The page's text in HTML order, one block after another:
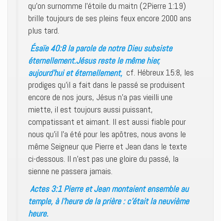
qu’on surnomme l’étoile du maitn (2Pierre 1:19)
brille toujours de ses pleins feux encore 2000 ans
plus tard.
Ésaïe 40:8 la parole de notre Dieu subsiste
éternellement.Jésus reste le même hier,
aujourd’hui et éternellement, cf. Hébreux 15:8, les
prodiges qu’il a fait dans le passé se produisent
encore de nos jours, Jésus n’a pas vieilli une
miette, il est toujours aussi puissant,
compatissant et aimant. Il est aussi fiable pour
nous qu’il l’a été pour les apôtres, nous avons le
même Seigneur que Pierre et Jean dans le texte
ci-dessous. Il n’est pas une gloire du passé, la
sienne ne passera jamais.
Actes 3:1 Pierre et Jean montaient ensemble au
temple, à l’heure de la prière : c’était la neuvième
heure.